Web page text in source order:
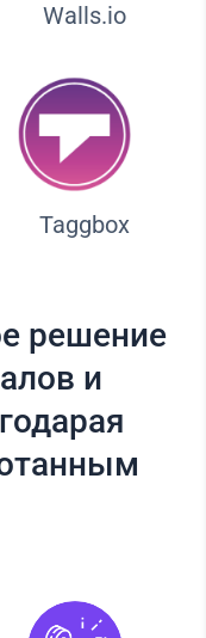
Walls.io
Taggbox
решение
и